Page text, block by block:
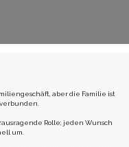
aber die Familie ist
Rolle; jeden Wunsch
um.